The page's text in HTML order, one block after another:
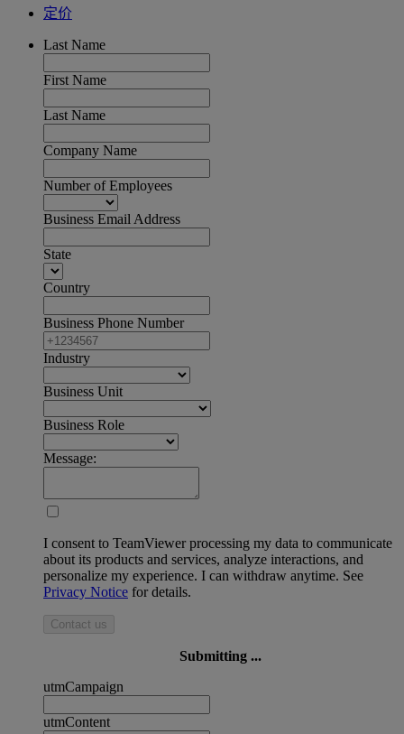
定价
Last Name
First Name
Last Name
Company Name
Number of Employees
Business Email Address
State
Country
Business Phone Number
Industry
Business Unit
Business Role
Message:
I consent to TeamViewer processing my data to communicate
about its products and services, analyze interactions, and
personalize my experience. I can withdraw anytime. See
Privacy Notice for details.
Contact us
Submitting ...
utmCampaign
utmContent